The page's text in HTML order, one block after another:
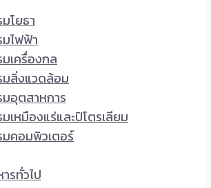
โยธา
ไฟฟ้า
เครื่องกล
มสิ่งแวดล้อม
อุตสาหการ
เหมืองแร่และปิโตรเลียม
มคอมพิวเตอร์
รทั่วไป